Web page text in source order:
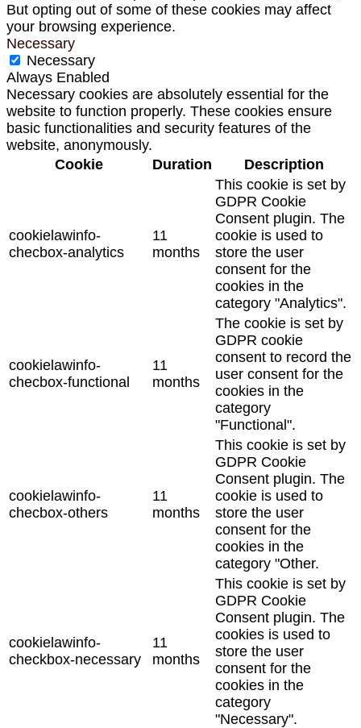
But opting out of some of these cookies may affect
your browsing experience.
Necessary
Necessary
Always Enabled
Necessary cookies are absolutely essential for the
website to function properly. These cookies ensure
basic functionalities and security features of the
website, anonymously.
Cookie
Duration Description
cookielawinfo-
checbox-analytics
11
months
This cookie is set by
GDPR Cookie
Consent plugin. The
cookie is used to
store the user
consent for the
cookies in the
category "Analytics".
cookielawinfo-
checbox-functional
11
months
The cookie is set by
GDPR cookie
consent to record the
user consent for the
cookies in the
category
"Functional".
cookielawinfo-
checbox-others
11
months
This cookie is set by
GDPR Cookie
Consent plugin. The
cookie is used to
store the user
consent for the
cookies in the
category "Other.
cookielawinfo-
checkbox-necessary
11
months
This cookie is set by
GDPR Cookie
Consent plugin. The
cookies is used to
store the user
consent for the
cookies in the
category
"Necessary".